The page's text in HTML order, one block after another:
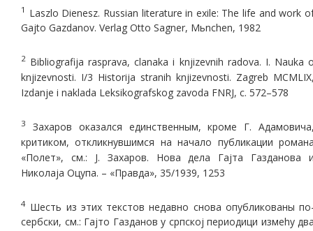
1 Laszlo Dienesz. Russian literature in exile: The life and work
Gajto Gazdanov. Verlag Otto Sagner, Mьnchen, 1982
2 Bibliografija rasprava, сlanaka i knjizevnih radova. I. Nauka
knjizevnosti. I/3 Historija stranih knjizevnosti. Zagreb
Izdanje i naklada Leksikografskog zavoda FNRJ, с. 572–578
3
Захаров оказался единственным, кроме Г.
критиком, откликнувшимся на начало публикации
«Полет», см.: J. Захаров. Нова дела Гаjта Газданова
Николаjа Оцупа. – «Правда», 35/1939, 1253
4 Шесть из этих текстов недавно снова опубликованы
сербски, см.: Гаjто Газданов у српскоj периодици измеhу